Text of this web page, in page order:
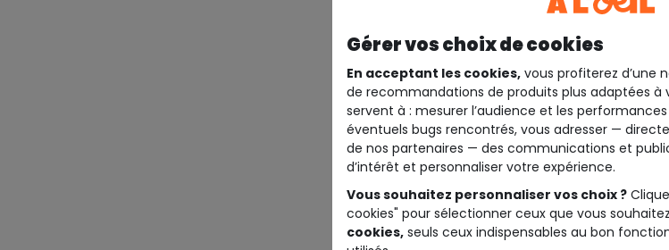
Gérer vos choix de cookies
En acceptant les cookies, vous profiterez d’une
de recommandations de produits plus adaptées à
servent à : mesurer l’audience et les
éventuels bugs rencontrés, vous adresser —
de nos partenaires — des communications et
d’intérêt et personnaliser votre expérience.
Vous souhaitez personnaliser vos choix ?
cookies" pour sélectionner ceux que vous
cookies, seuls ceux indispensables au bon